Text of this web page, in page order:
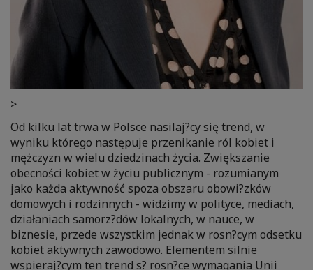
>
Od kilku lat trwa w Polsce nasilaj?cy się trend, w
wyniku którego następuje przenikanie ról kobiet i
mężczyzn w wielu dziedzinach życia. Zwiększanie
obecności kobiet w życiu publicznym - rozumianym
jako każda aktywność spoza obszaru obowi?zków
domowych i rodzinnych - widzimy w polityce, mediach,
działaniach samorz?dów lokalnych, w nauce, w
biznesie, przede wszystkim jednak w rosn?cym odsetku
kobiet aktywnych zawodowo. Elementem silnie
wspieraj?cym ten trend s? rosn?ce wymagania Unii